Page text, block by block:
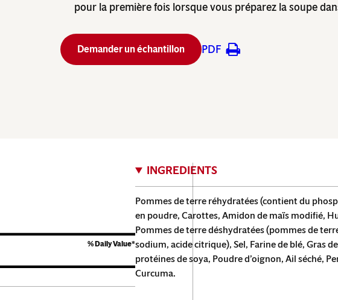
pour la première fois lorsque vous préparez la soupe
Demander un échantillon PDF
% Daily Value*
INGREDIENTS
Pommes de terre réhydratées (contient du
en poudre, Carottes, Amidon de maïs modifié,
Pommes de terre déshydratées (pommes de
sodium, acide citrique), Sel, Farine de blé, Gras
protéines de soya, Poudre d’oignon, Ail séché,
Curcuma.